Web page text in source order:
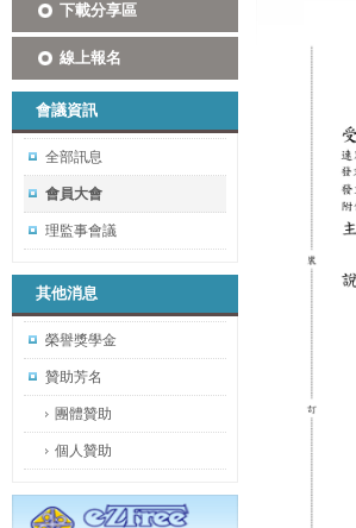
下載分享區
線上報名
會議資訊
全部訊息
會員大會
理監事會議
其他消息
榮譽獎學金
贊助芳名
團體贊助
個人贊助